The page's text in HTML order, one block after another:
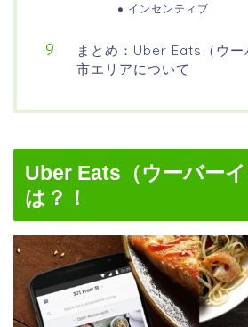
インセンティブ
まとめ：Uber Eats（ウ
市エリアについて
Uber Eats（ウーバー
は？！